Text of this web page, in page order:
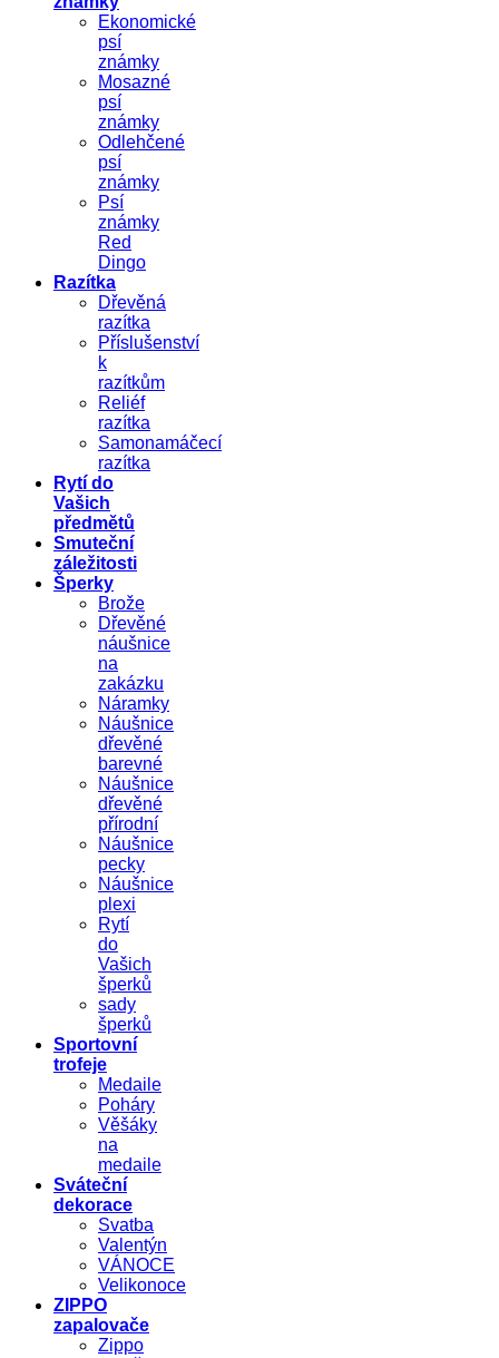
Ekonomické
psí
známky
Mosazné
psí
známky
Odlehčené
psí
známky
Psí
známky
Red
Dingo
Razítka
Dřevěná
razítka
Příslušenství
k
razítkům
Reliéf
razítka
Samonamáčecí
razítka
Rytí do
Vašich
předmětů
Smuteční
záležitosti
Šperky
Brože
Dřevěné
náušnice
na
zakázku
Náramky
Náušnice
dřevěné
barevné
Náušnice
dřevěné
přírodní
Náušnice
pecky
Náušnice
plexi
Rytí
do
Vašich
šperků
sady
šperků
Sportovní
trofeje
Medaile
Poháry
Věšáky
na
medaile
Sváteční
dekorace
Svatba
Valentýn
VÁNOCE
Velikonoce
ZIPPO
zapalovače
Zippo